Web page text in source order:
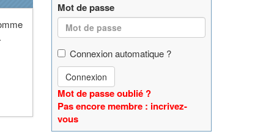
Mot de passe
Connexion automatique ?
Connexion
Mot de passe oublié ?
Pas encore membre : incrivez-
vous